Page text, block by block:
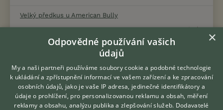
Velký předkus u American Bully
3reakcí
10.6.2021 13:32
Útok psa na kastrovanou fenu
4 reakcí
12.1.2022 15:56
American bully ABR uchovnění
3reakcí
11.1.2022 16:20
×
Odpovědné používání vašich
údajů
My a naši partneři používáme soubory cookie a podobné technologie
k ukládání a zpřístupnění informací ve vašem zařízení a ke zpracování
osobních údajů, jako je vaše IP adresa, jedinečné identifikátory a
údaje o prohlížení, pro personalizovanou reklamu a obsah, měření
reklamy a obsahu, analýzu publika a zlepšování služeb. Dodavatelé